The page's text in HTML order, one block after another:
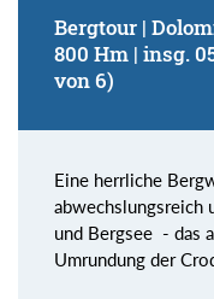
Bergtour |
800 Hm | insg.
von 6)
Eine herrliche
abwechslungsreich
und Bergsee - das
Umrundung der